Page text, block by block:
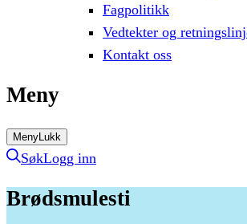
Fagpolitikk
Vedtekter og
Kontakt oss
Meny
MenyLukk
SøkLogg inn
Brødsmulesti